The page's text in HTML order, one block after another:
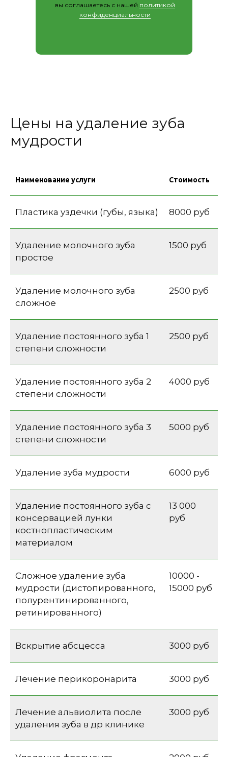
вы соглашаетесь с нашей политикой
конфиденциальности
Цены на удаление зуба
мудрости
Наименование услуги Стоимость
Пластика уздечки (губы, языка) 8000 руб
Удаление молочного зуба
простое
1500 руб
Удаление молочного зуба
сложное
2500 руб
Удаление постоянного зуба 1
степени сложности
2500 руб
Удаление постоянного зуба 2
степени сложности
4000 руб
Удаление постоянного зуба 3
степени сложности
5000 руб
Удаление зуба мудрости 6000 руб
Удаление постоянного зуба с
консервацией лунки
костнопластическим
материалом
13 000
руб
Сложное удаление зуба
мудрости (дистопированного,
полурентинированного,
ретинированного)
10000 -
15000 руб
Вскрытие абсцесса 3000 руб
Лечение перикоронарита 3000 руб
Лечение альвиолита после
удаления зуба в др клинике
3000 руб